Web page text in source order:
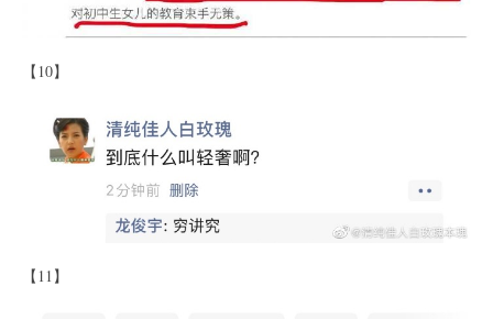
【10】
【11】